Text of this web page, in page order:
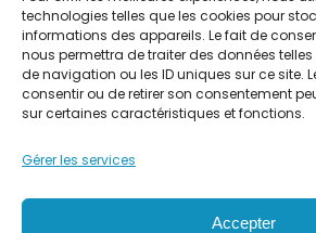
technologies telles que les cookies pour
informations des appareils. Le fait de
nous permettra de traiter des données
de navigation ou les ID uniques sur ce site.
consentir ou de retirer son consentement
sur certaines caractéristiques et fonctions.
Gérer les services
Accepter
formulaire.
Aucune
exploitation
commerciale
conservées.